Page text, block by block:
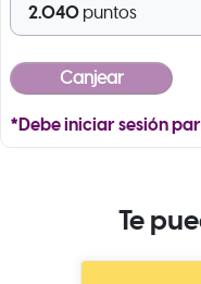
2.040 puntos
*Debe iniciar sesión
Te